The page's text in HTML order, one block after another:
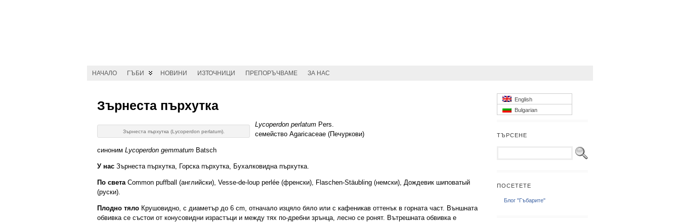
НАЧАЛО ГЪБИ НОВИНИ ИЗТОЧНИЦИ ПРЕПОРЪЧВАМЕ ЗА НАС
Зърнеста пърхутка
Зърнеста пърхутка (Lycoperdon perlatum).
Lycoperdon perlatum Pers.
семейство Agaricaceae (Печуркови)
синоним Lycoperdon gemmatum Batsch
У нас Зърнеста пърхутка, Горска пърхутка, Бухалковидна пърхутка.
По светаCommon puffball (английски), Vesse-de-loup perlée (френски), Flaschen-Stäubling (немски), Дождевик шиповатый
(руски).
Плодно тяло Крушовидно, с диаметър до 6 cm, отначало изцяло бяло или с кафеникав оттенък в горната част. Външната
обвивка се състои от конусовидни израстъци и между тях по-дребни зрънца, лесно се ронят. Вътрешната обвивка е
English
Bulgarian
ТЪРСЕНЕ
ПОСЕТЕТЕ
Блог "Гъбарите"